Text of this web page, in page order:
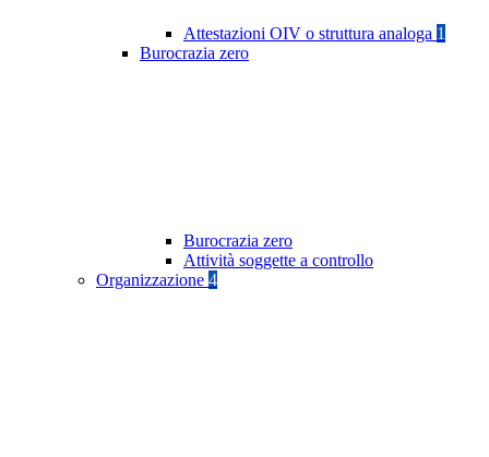
Attestazioni OIV o struttura analoga 1
Burocrazia zero
Burocrazia zero
Attività soggette a controllo
Organizzazione 4